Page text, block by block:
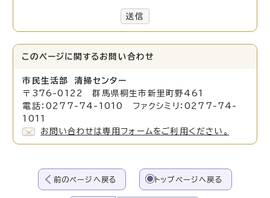
送信
このページに関する お問い合わせ
市民生活部 清掃センター
〒376-0122 群馬県桐生市新里町野461
電話：0277-74-1010 ファクシミリ：0277-74-
1011
お問い合わせは専用フォームをご利用ください。
前のページへ戻る トップページへ戻る